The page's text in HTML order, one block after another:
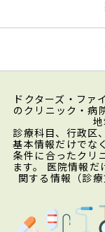
ドクターズ・ファ
のクリニック・病
診療科目、行政区
基本情報だけでな
条件に合ったクリ
ます。 医院情報だ
関する情報（診